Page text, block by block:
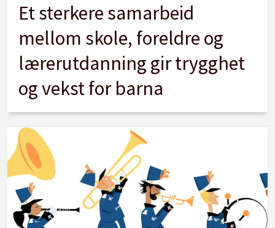
Et sterkere samarbeid
mellom skole, foreldre og
lærerutdanning gir trygghet
og vekst for barna